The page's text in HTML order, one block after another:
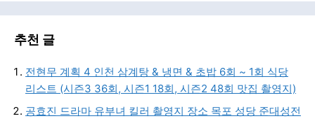
추천 글
전현무 계획 4 인천 삼계탕 & 냉면 & 초밥 6회 ~ 1회 식당
리스트 (시즌3 36회, 시즌1 18회, 시즌2 48회 맛집 촬영지)
공효진 드라마 유부녀 킬러 촬영지 장소 목포 성당 준대성전